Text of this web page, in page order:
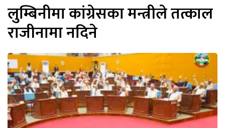
लुम्बिनीमा कांग्रेसका मन्त्रीले तत्काल
राजीनामा नदिने